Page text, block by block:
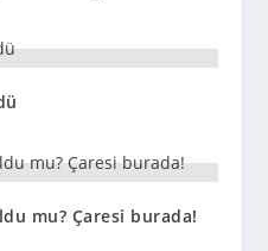
mu? Çaresi burada!